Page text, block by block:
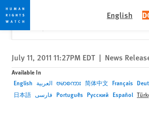
Skip
to
cookie
privacy
notice
Skip
to
main
content
English
Would you like to read this page in
Yes
✕
July 11, 2011 11:27PM EDT | News
Available In
English العربية ဗမာစကား 简体中文 Français
日本語 فارسی Português Русский Español